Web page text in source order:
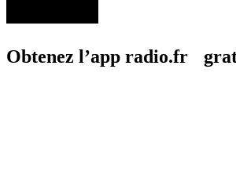
Obtenez l’app radio.fr